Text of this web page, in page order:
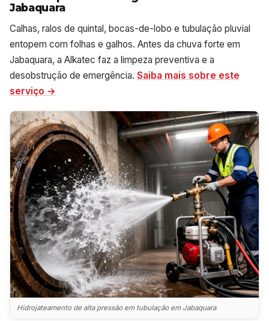
Jabaquara
Calhas, ralos de quintal, bocas-de-lobo e tubulação pluvial
entopem com folhas e galhos. Antes da chuva forte em
Jabaquara, a Alkatec faz a limpeza preventiva e a
desobstrução de emergência. Saiba mais sobre este
serviço →
Hidrojateamento de alta pressão em tubulação em Jabaquara